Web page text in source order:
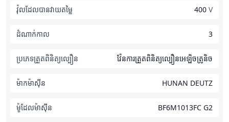
វ៉ុលដែលបានវាយតម្លៃ 400 V
ដំណាក់កាល 3
ប្រភេទត្រួតពិនិត្យល្បឿន វ៉ែនការត្រួតពិនិត្យល្បឿនអេឡិចត្រូនិច
ម៉ាកម៉ាស៊ីន HUNAN DEUTZ
ម៉ូដែលម៉ាស៊ីន BF6M1013FC G2